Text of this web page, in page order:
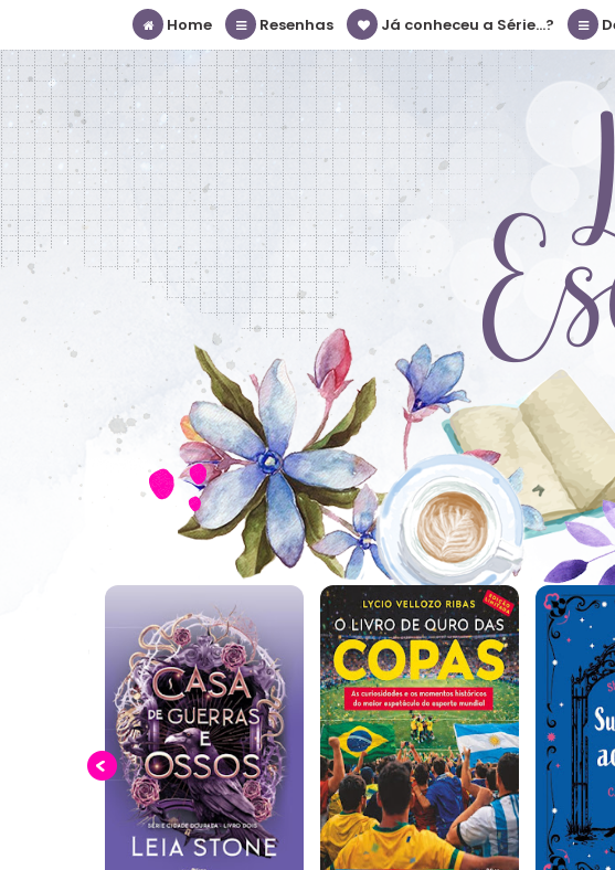
Home Resenhas Já conheceu a Série...?